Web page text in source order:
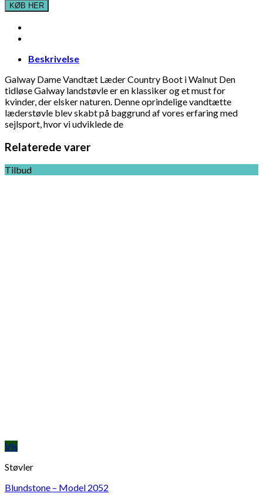
KØB HER
Beskrivelse
Galway Dame Vandtæt Læder Country Boot i Walnut Den
tidløse Galway landstøvle er en klassiker og et must for
kvinder, der elsker naturen. Denne oprindelige vandtætte
læderstøvle blev skabt på baggrund af vores erfaring med
sejlsport, hvor vi udviklede de
Relaterede varer
Tilbud
Vis
Støvler
Blundstone – Model 2052